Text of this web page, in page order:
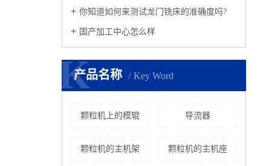
你知道如何来测试龙门铣床的准确度吗?
国产加工中心怎么样
产品名称 Key Word
K
K
颗粒机上的模辊 导流器
颗粒机的主机架 颗粒机的主机座